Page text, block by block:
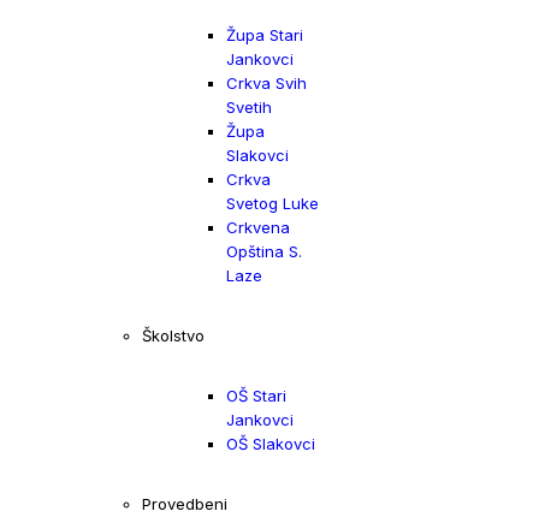
Župa Stari
Jankovci
Crkva Svih
Svetih
Župa
Slakovci
Crkva
Svetog Luke
Crkvena
Opština S.
Laze
Školstvo
OŠ Stari
Jankovci
OŠ Slakovci
Provedbeni